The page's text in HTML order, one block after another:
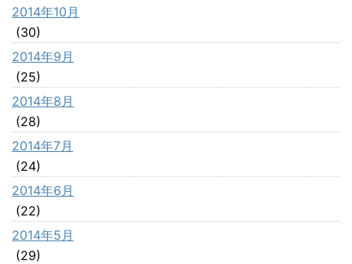
2014年10月
(30)
2014年9月
(25)
2014年8月
(28)
2014年7月
(24)
2014年6月
(22)
2014年5月
(29)